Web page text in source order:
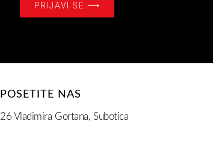
na
Adresu
PRIJAVI SE ⟶
POSETITE NAS
26 Vladimira Gortana, Subotica